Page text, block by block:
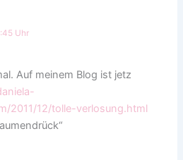
Uhr
Auf meinem Blog ist jetz
2011/12/tolle-verlosung.html